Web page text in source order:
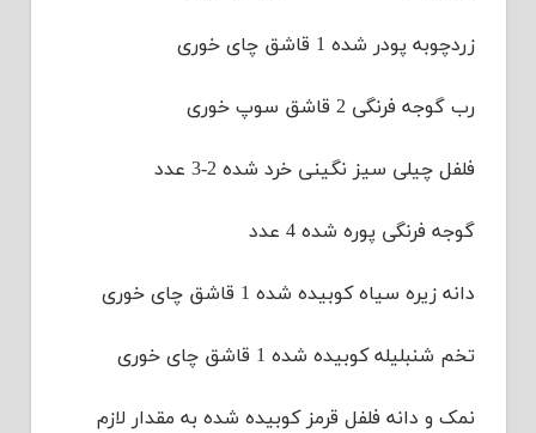
زردچوبه پودر شده 1 قاشق چای خوری
رب گوجه فرنگی 2 قاشق سوپ خوری
فلفل چیلی سیز نگینی خرد شده 2-3 عدد
گوجه فرنگی پوره شده 4 عدد
دانه زیره سیاه کوبیده شده 1 قاشق چای خوری
تخم شنبلیله کوبیده شده 1 قاشق چای خوری
نمک و دانه فلفل قرمز کوبیده شده به مقدار لازم